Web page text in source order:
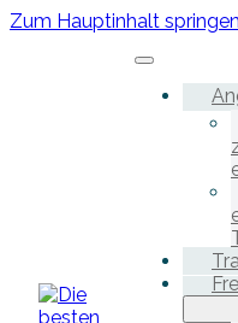
Zum Hauptinhalt springen